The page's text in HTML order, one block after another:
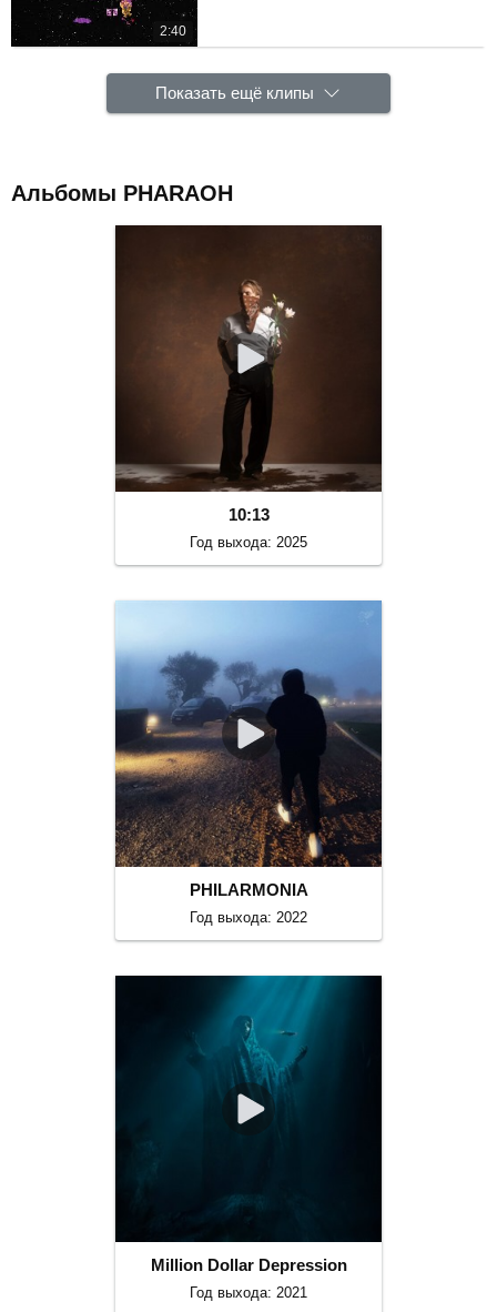
2:40
Показать ещё клипы
Альбомы PHARAOH
10:13
Год выхода: 2025
PHILARMONIA
Год выхода: 2022
Million Dollar Depression
Год выхода: 2021